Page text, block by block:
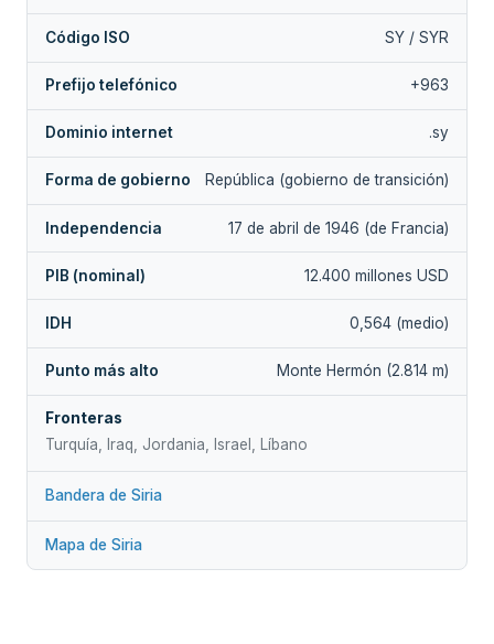
Código ISO SY / SYR
Prefijo telefónico +963
Dominio internet .sy
Forma de gobierno República (gobierno de transición)
Independencia 17 de abril de 1946 (de Francia)
PIB (nominal) 12.400 millones USD
IDH 0,564 (medio)
Punto más alto Monte Hermón (2.814 m)
Fronteras
Turquía, Iraq, Jordania, Israel, Líbano
Bandera de Siria
Mapa de Siria